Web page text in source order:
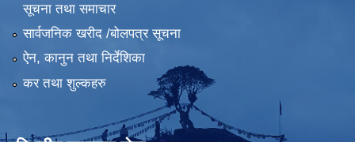
सूचना तथा समाचार
सार्वजनिक खरीद /बोलपत्र सूचना
ऐन, कानुन तथा निर्देशिका
कर तथा शुल्कहरु